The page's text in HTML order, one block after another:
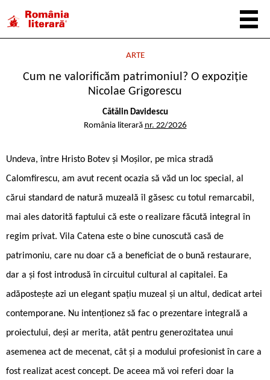
ARTE
Cum ne valorificăm patrimoniul? O expoziție
Nicolae Grigorescu
Cătălin Davidescu
România literară nr. 22/2026
Undeva, între Hristo Botev și Moșilor, pe mica stradă
Calomfirescu, am avut recent ocazia să văd un loc special, al
cărui standard de natură muzeală îl găsesc cu totul remarcabil,
mai ales datorită faptului că este o realizare făcută integral în
regim privat. Vila Catena este o bine cunoscută casă de
patrimoniu, care nu doar că a beneficiat de o bună restaurare,
dar a și fost introdusă în circuitul cultural al capitalei. Ea
adăpostește azi un elegant spațiu muzeal și un altul, dedicat artei
contemporane. Nu intenționez să fac o prezentare integrală a
proiectului, deși ar merita, atât pentru generozitatea unui
asemenea act de mecenat, cât și a modului profesionist în care a
fost realizat acest concept. De aceea mă voi referi doar la